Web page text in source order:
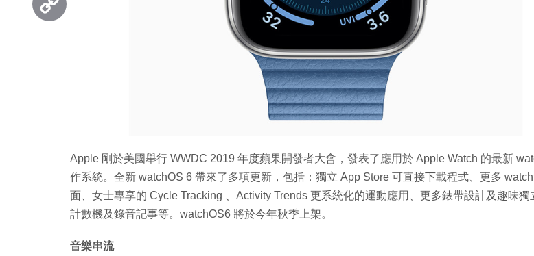
Apple 剛於美國舉行 WWDC 2019 年度蘋果開發者大會，發表了應用於 Apple Watch 的最新
作系統。全新 watchOS 6 帶來了多項更新，包括：獨立 App Store 可直接下載程式、更多
面、女士專享的 Cycle Tracking 、Activity Trends 更系統化的運動應用、更多錶帶設計及趣味獨
計數機及錄音記事等。watchOS6 將於今年秋季上架。
音樂串流